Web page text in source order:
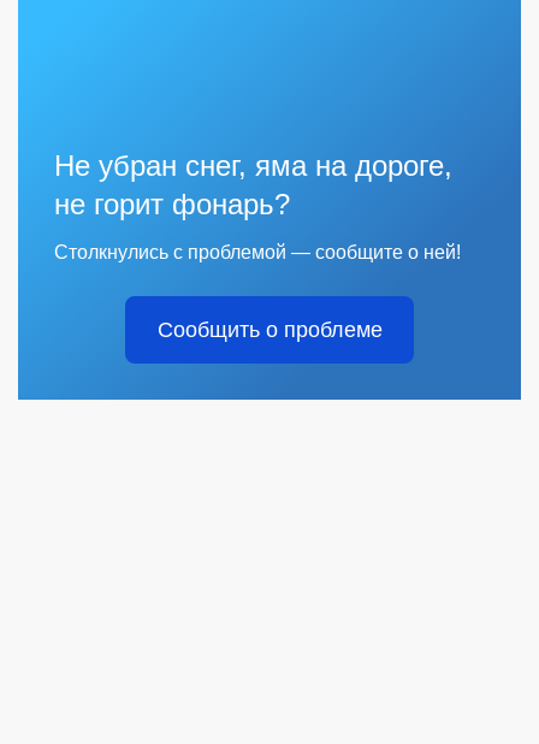
Не убран снег, яма на дороге,
не горит фонарь?
Столкнулись с проблемой — сообщите о ней!
Сообщить о проблеме